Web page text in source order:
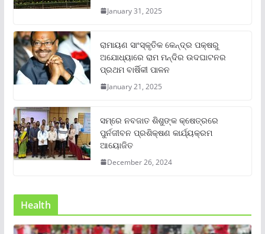
January 31, 2025
ରାମାୟଣ ସାଂସ୍କୃତିକ କେନ୍ଦ୍ର ପକ୍ଷରୁ
ଅଯୋଧ୍ୟାରେ ରାମ ମନ୍ଦିର ଉଦଘାଟନର
ପ୍ରଥମ ବାର୍ଷିକୀ ପାଳନ
January 21, 2025
ସମ୍‌ରେ ନବଜାତ ଶିଶୁଙ୍କ କ୍ଷେତ୍ରରେ
ପୁର୍ନଜୀବନ ପ୍ରଶିକ୍ଷଣ କାର୍ଯ୍ୟକ୍ରମ
ଆୟୋଜିତ
December 26, 2024
Health